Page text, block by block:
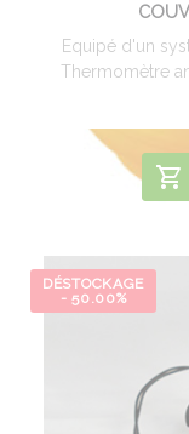
Equipé d'un
Thermomètre
DÉSTOCKAGE
- 50.00%